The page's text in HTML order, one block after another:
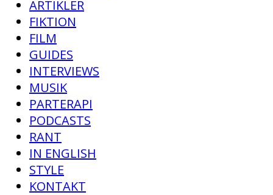
ARTIKLER
FIKTION
FILM
GUIDES
INTERVIEWS
MUSIK
PARTERAPI
PODCASTS
RANT
IN ENGLISH
STYLE
KONTAKT